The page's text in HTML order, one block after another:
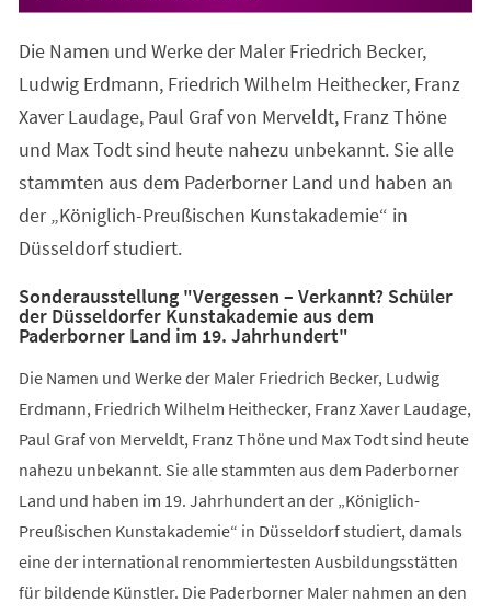
Die Namen und Werke der Maler Friedrich Becker,
Ludwig Erdmann, Friedrich Wilhelm Heithecker, Franz
Xaver Laudage, Paul Graf von Merveldt, Franz Thöne
und Max Todt sind heute nahezu unbekannt. Sie alle
stammten aus dem Paderborner Land und haben an
der „Königlich-Preußischen Kunstakademie“ in
Düsseldorf studiert.
Sonderausstellung "Vergessen – Verkannt? Schüler
der Düsseldorfer Kunstakademie aus dem
Paderborner Land im 19. Jahrhundert"
Die Namen und Werke der Maler Friedrich Becker, Ludwig
Erdmann, Friedrich Wilhelm Heithecker, Franz Xaver Laudage,
Paul Graf von Merveldt, Franz Thöne und Max Todt sind heute
nahezu unbekannt. Sie alle stammten aus dem Paderborner
Land und haben im 19. Jahrhundert an der „Königlich-
Preußischen Kunstakademie“ in Düsseldorf studiert, damals
eine der international renommiertesten Ausbildungsstätten
für bildende Künstler. Die Paderborner Maler nahmen an den